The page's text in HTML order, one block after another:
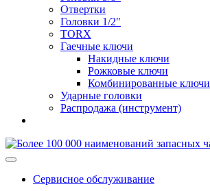
Отвертки
Головки 1/2"
TORX
Гаечные ключи
Накидные ключи
Рожковые ключи
Комбинированные ключи
Ударные головки
Распродажа (инструмент)
Сервисное обслуживание